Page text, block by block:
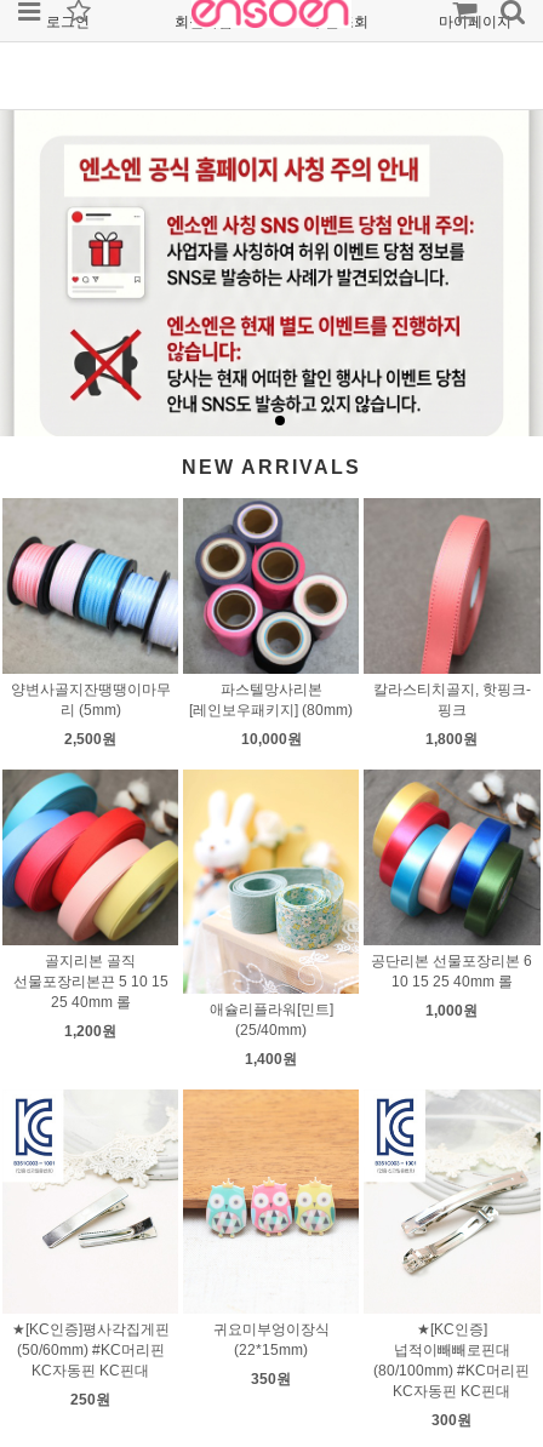
로그인 회원가입 주문조회 마이페이지
NEW ARRIVALS
양변사골지잔땡땡이마무
리 (5mm)
2,500원
파스텔망사리본
[레인보우패키지] (80mm)
10,000원
칼라스티치골지, 핫핑크-
핑크
1,800원
골지리본 골직
선물포장리본끈 5 10 15
25 40mm 롤
1,200원
애슐리플라워[민트]
(25/40mm)
1,400원
공단리본 선물포장리본 6
10 15 25 40mm 롤
1,000원
★[KC인증]평사각집게핀
(50/60mm) #KC머리핀
KC자동핀 KC핀대
250원
귀요미부엉이장식
(22*15mm)
350원
★[KC인증]
넙적이빼빼로핀대
(80/100mm) #KC머리핀
KC자동핀 KC핀대
300원